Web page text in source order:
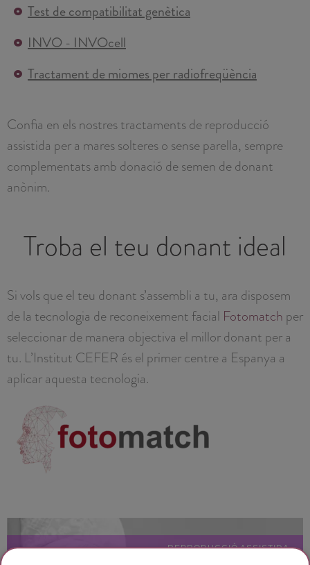
Test de compatibilitat genètica
INVO - INVOcell
Tractament de miomes per radiofreqüència
Confia en els nostres tractaments de reproducció
assistida per a mares solteres o sense parella, sempre
complementats amb donació de semen de donant
anònim.
Troba el teu donant ideal
Si vols que el teu donant s’assembli a tu, ara disposem
de la tecnologia de reconeixement facial Fotomatch per
seleccionar de manera objectiva el millor donant per a
tu. L’Institut CEFER és el primer centre a Espanya a
aplicar aquesta tecnologia.
REPRODUCCIÓ ASSISTIDA